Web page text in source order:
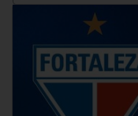
Opens in new window